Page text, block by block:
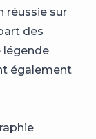
réussie sur
des
légende
également